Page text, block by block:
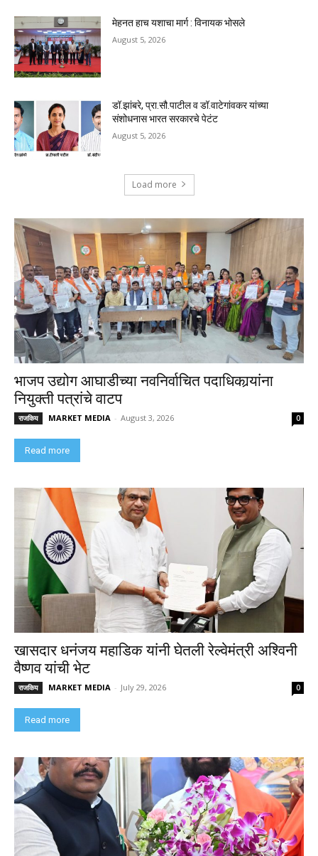
मेहनत हाच यशाचा मार्ग : विनायक भोसले
August 5, 2026
डॉ.झांबरे, प्रा.सौ.पाटील व डॉ.वाटेगांवकर यांच्या
संशोधनास भारत सरकारचे पेटंट
August 5, 2026
Load more
भाजप उद्योग आघाडीच्या नवनिर्वाचित पदाधिकार्‍यांना
नियुक्ती पत्रांचे वाटप
राजकिय MARKET MEDIA - August 3, 2026 0
Read more
खासदार धनंजय महाडिक यांनी घेतली रेल्वेमंत्री अश्विनी
वैष्णव यांची भेट
राजकिय MARKET MEDIA - July 29, 2026 0
Read more